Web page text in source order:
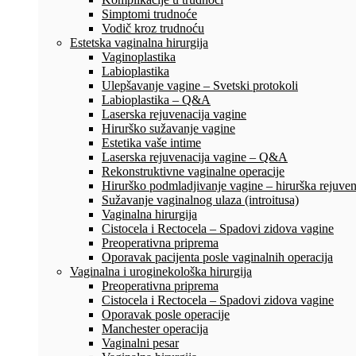
Simptomi trudnoće
Vodič kroz trudnoću
Estetska vaginalna hirurgija
Vaginoplastika
Labioplastika
Ulepšavanje vagine – Svetski protokoli
Labioplastika – Q&A
Laserska rejuvenacija vagine
Hirurško sužavanje vagine
Estetika vaše intime
Laserska rejuvenacija vagine – Q&A
Rekonstruktivne vaginalne operacije
Hirurško podmladjivanje vagine – hirurška
Sužavanje vaginalnog ulaza (introitusa)
Vaginalna hirurgija
Cistocela i Rectocela – Spadovi zidova vagine
Preoperativna priprema
Oporavak pacijenta posle vaginalnih operacija
Vaginalna i uroginekološka hirurgija
Preoperativna priprema
Cistocela i Rectocela – Spadovi zidova vagine
Oporavak posle operacije
Manchester operacija
Vaginalni pesar